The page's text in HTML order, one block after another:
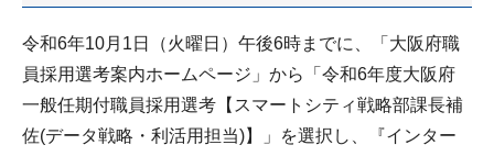
令和6年10月1日（火曜日）午後6時までに、「大阪府職
員採用選考案内ホームページ」から「令和6年度大阪府
一般任期付職員採用選考【スマートシティ戦略部課長補
佐(データ戦略・利活用担当)】」を選択し、『インター